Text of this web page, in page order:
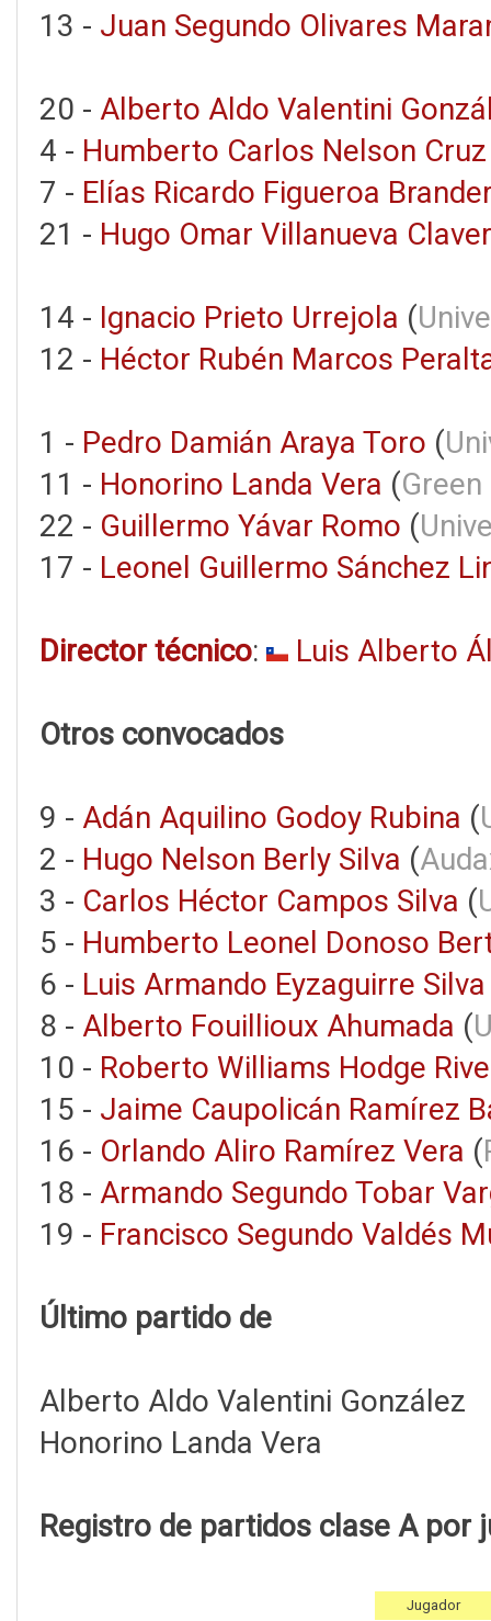
13 - Juan Segundo Olivares
20 - Alberto Aldo Valentini
4 - Humberto Carlos Nelson
7 - Elías Ricardo Figueroa
21 - Hugo Omar Villanueva
14 - Ignacio Prieto Urrejola (
12 - Héctor Rubén Marcos
1 - Pedro Damián Araya Toro (
11 - Honorino Landa Vera (
22 - Guillermo Yávar Romo (
17 - Leonel Guillermo Sánchez
Director técnico: Luis Alberto
Otros convocados
9 - Adán Aquilino Godoy Rubina (
2 - Hugo Nelson Berly Silva (
3 - Carlos Héctor Campos Silva (
5 - Humberto Leonel Donoso
6 - Luis Armando Eyzaguirre Silva
8 - Alberto Fouillioux Ahumada (
10 - Roberto Williams Hodge
15 - Jaime Caupolicán Ramírez
16 - Orlando Aliro Ramírez Vera (
18 - Armando Segundo Tobar
19 - Francisco Segundo Valdés
Último partido de
Alberto Aldo Valentini González
Honorino Landa Vera
Registro de partidos clase A por
Jugador